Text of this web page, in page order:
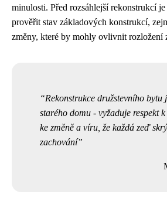
minulosti. Před rozsáhlejší rekonstrukcí
prověřit stav základových konstrukcí,
změny, které by mohly ovlivnit rozložení
Rekonstrukce družstevního bytu
starého domu - vyžaduje respekt
ke změně a víru, že každá zeď
zachování